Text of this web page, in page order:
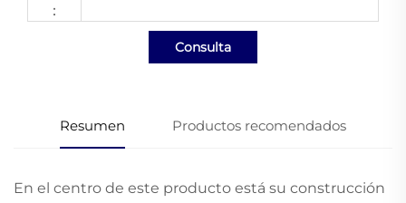
：
Consulta
Resumen Productos recomendados
En el centro de este producto está su construcción